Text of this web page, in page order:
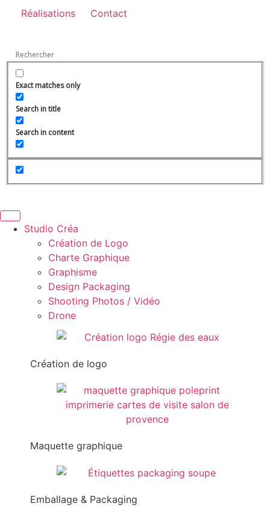
Réalisations Contact
Exact matches only
Search in title
Search in content
Studio Créa
Création de Logo
Charte Graphique
Graphisme
Design Packaging
Shooting Photos / Vidéo
Drone
Création de logo
Maquette graphique
Emballage & Packaging